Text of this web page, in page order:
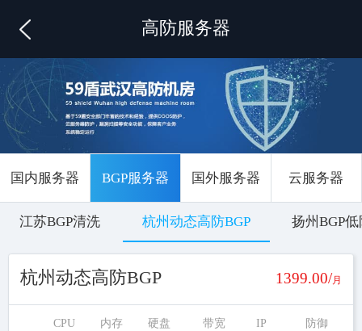
高防服务器
国内服务器 BGP服务器 国外服务器 云服务器
江苏BGP清洗 杭州动态高防BGP 扬州BGP
杭州动态高防BGP 1399.00/月
CPU 内存 硬盘 带宽 IP 防御